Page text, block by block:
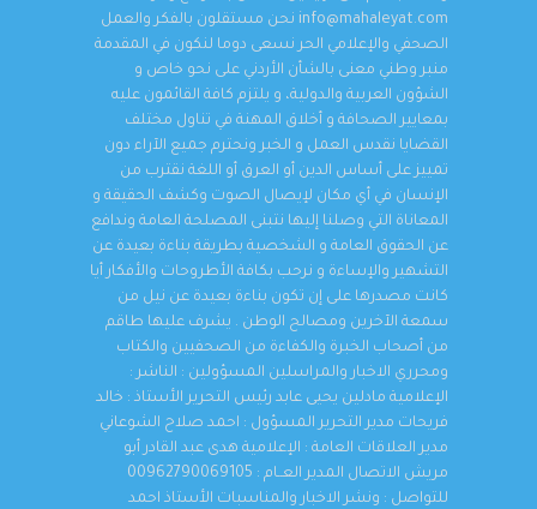
info@mahaleyat.com نحن مستقلون بالفكر والعمل
الصحفي والإعلامي الحر نسعى دوما لنكون في المقدمة
منبر وطني معنى بالشأن الأردني على نحو خاص و
الشؤون العربية والدولية، و يلتزم كافة القائمون عليه
بمعايير الصحافة و أخلاق المهنة في تناول مختلف
القضايا نقدس العمل و الخبر ونحترم جميع الآراء دون
تمييز على أساس الدين أو العرق أو اللغة نقترب من
الإنسان في أي مكان لإيصال الصوت وكشف الحقيقة و
المعاناة التي وصلنا إليها نتبنى المصلحة العامة وندافع
عن الحقوق العامة و الشخصية بطريقة بناءة بعيدة عن
التشهير والإساءة و نرحب بكافة الأطروحات والأفكار أيا
كانت مصدرها على إن تكون بناءة بعيدة عن نيل من
سمعة الآخرين ومصالح الوطن . يشرف عليها طاقم
من أصحاب الخبرة والكفاءة من الصحفيين والكتاب
ومحرري الاخبار والمراسلين المسؤولين : الناشر :
الإعلامية مادلين يحيى عابد رئيس التحرير الأستاذ : خالد
فريحات مدير التحرير المسؤول : احمد صلاح الشوعاني
مدير العلاقات العامة : الإعلامية هدى عبد القادر أبو
مريش الاتصال المدير العــام : 00962790069105
للتواصل : ونشر الاخبار والمناسبات الأستاذ احمد